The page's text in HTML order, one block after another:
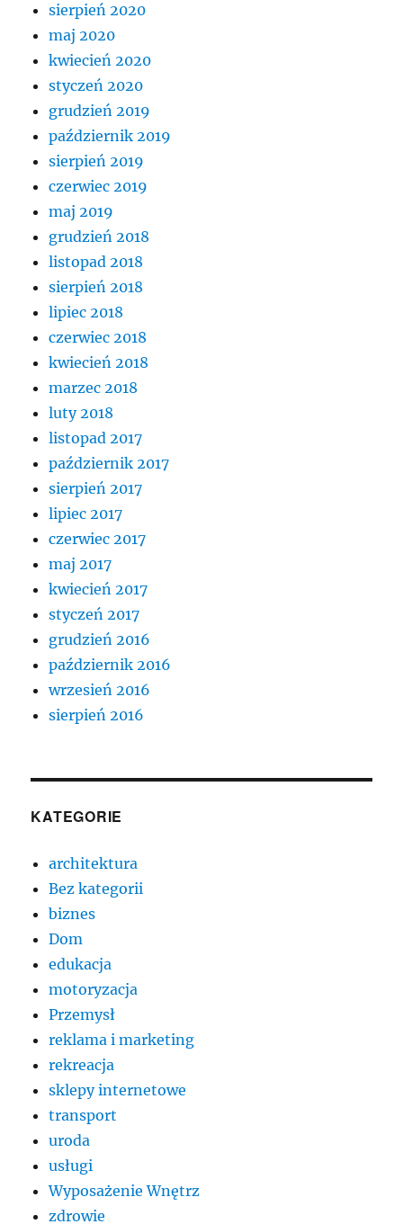
sierpień 2020
maj 2020
kwiecień 2020
styczeń 2020
grudzień 2019
październik 2019
sierpień 2019
czerwiec 2019
maj 2019
grudzień 2018
listopad 2018
sierpień 2018
lipiec 2018
czerwiec 2018
kwiecień 2018
marzec 2018
luty 2018
listopad 2017
październik 2017
sierpień 2017
lipiec 2017
czerwiec 2017
maj 2017
kwiecień 2017
styczeń 2017
grudzień 2016
październik 2016
wrzesień 2016
sierpień 2016
KATEGORIE
architektura
Bez kategorii
biznes
Dom
edukacja
motoryzacja
Przemysł
reklama i marketing
rekreacja
sklepy internetowe
transport
uroda
usługi
Wyposażenie Wnętrz
zdrowie